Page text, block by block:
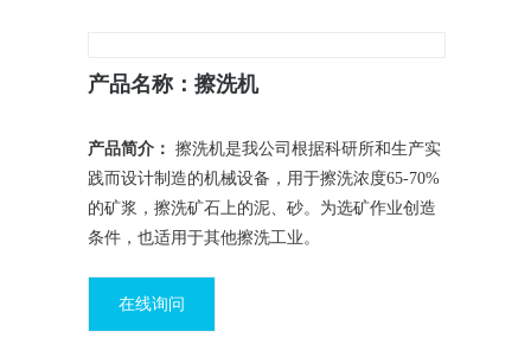
产品名称：擦洗机
产品简介：
擦洗机是我公司根据科研所和生产实
践而设计制造的机械设备，用于擦洗浓度65-70%
的矿浆，擦洗矿石上的泥、砂。为选矿作业创造
条件，也适用于其他擦洗工业。
在线询问